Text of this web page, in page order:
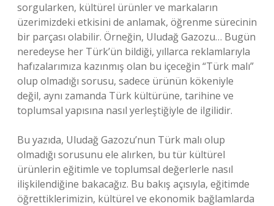
sorgularken, kültürel ürünler ve markaların
üzerimizdeki etkisini de anlamak, öğrenme sürecinin
bir parçası olabilir. Örneğin, Uludağ Gazozu… Bugün
neredeyse her Türk’ün bildiği, yıllarca reklamlarıyla
hafızalarımıza kazınmış olan bu içeceğin “Türk malı”
olup olmadığı sorusu, sadece ürünün kökeniyle
değil, aynı zamanda Türk kültürüne, tarihine ve
toplumsal yapısına nasıl yerleştiğiyle de ilgilidir.
Bu yazıda, Uludağ Gazozu’nun Türk malı olup
olmadığı sorusunu ele alırken, bu tür kültürel
ürünlerin eğitimle ve toplumsal değerlerle nasıl
ilişkilendiğine bakacağız. Bu bakış açısıyla, eğitimde
öğrettiklerimizin, kültürel ve ekonomik bağlamlarda